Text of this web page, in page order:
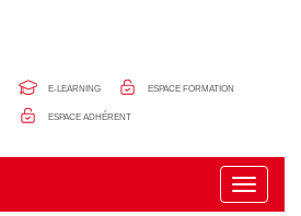
E-LEARNING ESPACE FORMATION
ESPACE ADHÉRENT
T
o